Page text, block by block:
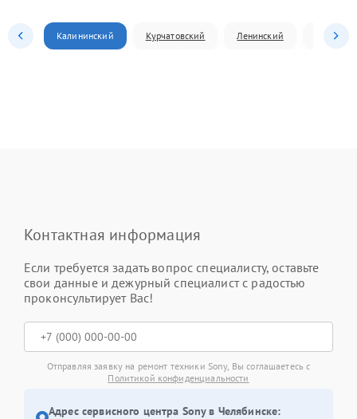
Калининский Курчатовский Ленинский
Контактная информация
Если требуется задать вопрос специалисту, оставьте
свои данные и дежурный специалист с радостью
проконсультирует Вас!
Отправляя заявку на ремонт техники Sony, Вы соглашаетесь с
Политикой конфиденциальности
Адрес сервисного центра Sony в Челябинске: